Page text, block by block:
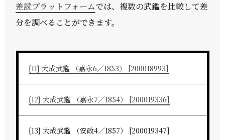
差読プラットフォームでは、複数の武鑑を比較して差
分を調べることができます。
{11} 大成武鑑 （嘉永6／1853） [200018993]
{12} 大成武鑑 （嘉永7／1854） [200019336]
{13} 大成武鑑 （安政4／1857） [200019347]